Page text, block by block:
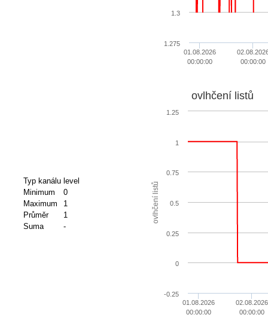
01.08.2026
00:00:00
00:00:00
1.275
1.3
Typ kanálu level
Minimum
0
Maximum
1
Průměr
1
Suma
-
ovlhčení listů
ovlhčení listů
01.08.2026
00:00:00
02.08.2026
00:00:00
-0.25
0
0.25
0.5
0.75
1
1.25